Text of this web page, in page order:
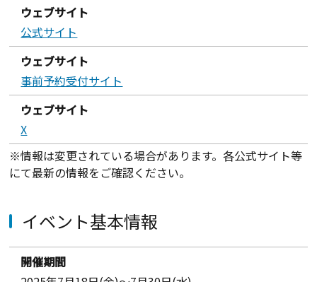
ウェブサイト
公式サイト
ウェブサイト
事前予約受付サイト
ウェブサイト
X
※情報は変更されている場合があります。各公式サイト等
にて最新の情報をご確認ください。
イベント基本情報
開催期間